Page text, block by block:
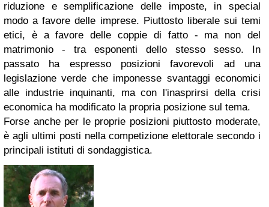
riduzione e semplificazione delle imposte, in special
modo a favore delle imprese. Piuttosto liberale sui temi
etici, è a favore delle coppie di fatto - ma non del
matrimonio - tra esponenti dello stesso sesso. In
passato ha espresso posizioni favorevoli ad una
legislazione verde che imponesse svantaggi economici
alle industrie inquinanti, ma con l'inasprirsi della crisi
economica ha modificato la propria posizione sul tema.
Forse anche per le proprie posizioni piuttosto moderate,
è agli ultimi posti nella competizione elettorale secondo i
principali istituti di sondaggistica.